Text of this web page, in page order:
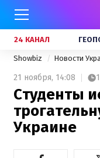
24 КАНАЛ
Showbiz Новости
21 ноября, 14:08 1
Студенты
Украине